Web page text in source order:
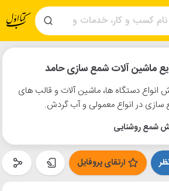
ماشین آلات شمع سازی حامد
انواع دستگاه ها، ماشین آلات و قالب های
سازی در انواع معمولی و آب گردش.
شمع روشنایی
ارتقای پروفایل